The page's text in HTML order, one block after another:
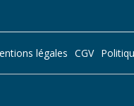
légales CGV